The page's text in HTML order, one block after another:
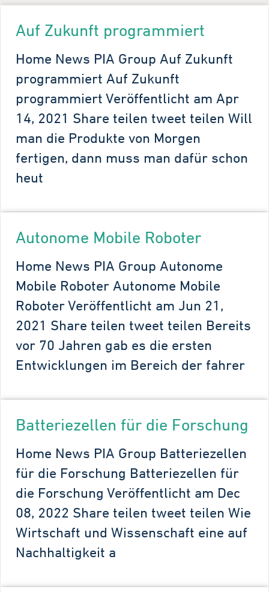
Auf Zukunft programmiert
Home News PIA Group Auf Zukunft
programmiert Auf Zukunft
programmiert Veröffentlicht am Apr
14, 2021 Share teilen tweet teilen Will
man die Produkte von Morgen
fertigen, dann muss man dafür schon
heut
Autonome Mobile Roboter
Home News PIA Group Autonome
Mobile Roboter Autonome Mobile
Roboter Veröffentlicht am Jun 21,
2021 Share teilen tweet teilen Bereits
vor 70 Jahren gab es die ersten
Entwicklungen im Bereich der fahrer
Batteriezellen für die Forschung
Home News PIA Group Batteriezellen
für die Forschung Batteriezellen für
die Forschung Veröffentlicht am Dec
08, 2022 Share teilen tweet teilen Wie
Wirtschaft und Wissenschaft eine auf
Nachhaltigkeit a